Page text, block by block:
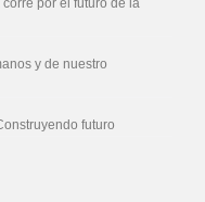
y de nuestro
futuro